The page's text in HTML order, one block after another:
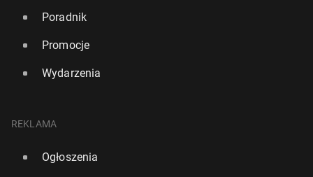
Poradnik
Promocje
Wydarzenia
REKLAMA
Ogłoszenia